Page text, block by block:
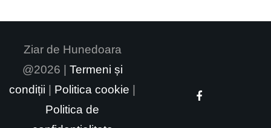
Ziar de Hunedoara
@2026 | Termeni și
condiții | Politica cookie |
Politica de